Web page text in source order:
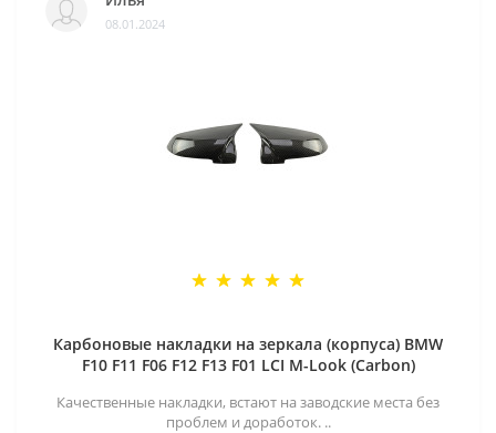
08.01.2024
Карбоновые накладки на зеркала (корпуса) BMW
F10 F11 F06 F12 F13 F01 LCI M-Look (Carbon)
Качественные накладки, встают на заводские места без
проблем и доработок. ..